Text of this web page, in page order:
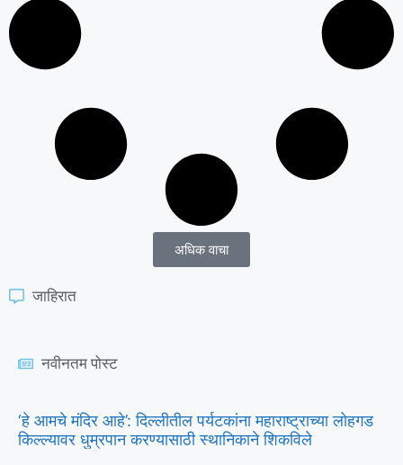
अधिक वाचा
जाहिरात
नवीनतम पोस्ट
‘हे आमचे मंदिर आहे’: दिल्लीतील पर्यटकांना महाराष्ट्राच्या लोहगड
किल्ल्यावर धुम्रपान करण्यासाठी स्थानिकाने शिकविले